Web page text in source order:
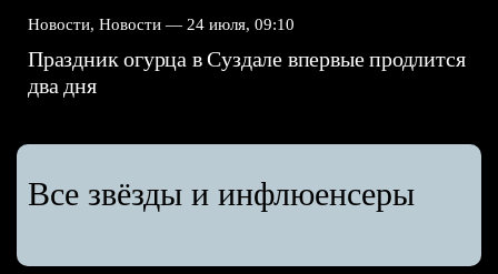
Новости, Новости — 24 июля, 09:10
Праздник огурца в Суздале впервые продлится
два дня
Все звёзды и инфлюенсеры